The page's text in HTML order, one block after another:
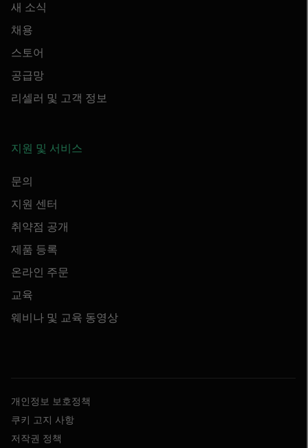
새 소식
채용
스토어
공급망
리셀러 및 고객 정보
지원 및 서비스
문의
지원 센터
취약점 공개
제품 등록
온라인 주문
교육
웨비나 및 교육 동영상
개인정보 보호정책
쿠키 고지 사항
저작권 정책